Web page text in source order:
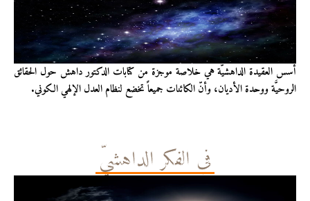
أُسس العقيدة الداهشيّة هي خلاصة موجزة من كتابات الدكتور داهش حول الحقائق
الروحيَّة ووحدة الأديان، وأنّ الكائنات جميعاً تخضع لنظام العدل الإلهي الكوني.
في الفكر الداهشيّ